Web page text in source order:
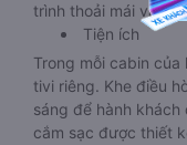
trình thoải mái và
Tiện ích
Trong mỗi cabin
tivi riêng. Khe điều
sáng để hành khách
cắm sạc được thiết